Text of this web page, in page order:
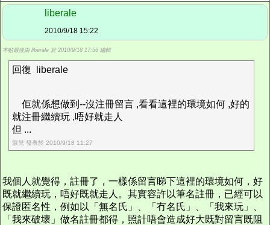
liberale
2010/9/18 15:22
本帖最後由 liberale 於 2010/9/18 17:56 編輯
回復 liberale
佢就係想做到--沒注冊留言 ,看看這裡的環境如何 ,好的
就注冊繼續玩 ,唔好就走人
但 ...
淚兒 發表於 2010/9/18 11:27
我個人就覺得，註冊了，一樣係留言睇下這裡的環境如何，好
既就繼續玩，唔好既就走人。其實容許以筆名註冊，已經可以
保證匿名性，例如以「無名氏」、「冇名氏」、「我來玩」、
「我來破壞」做名註冊都得，照計唔會造成好大既對留言既阻